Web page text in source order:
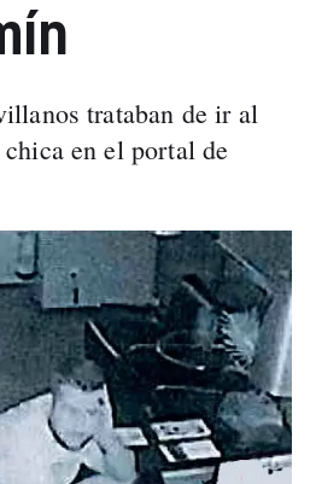
trataban de ir al
en el portal de